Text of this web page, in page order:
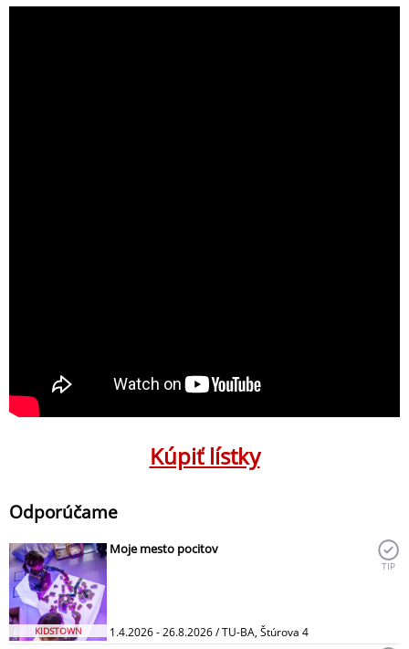
Kúpiť lístky
Odporúčame
KIDSTOWN
Moje mesto pocitov
1.4.2026 - 26.8.2026 / TU-BA, Štúrova 4
TIP